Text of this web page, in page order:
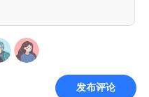
发布评论